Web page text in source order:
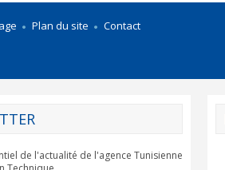
Plan du site Contact
de l'actualité de l'agence Tunisienne